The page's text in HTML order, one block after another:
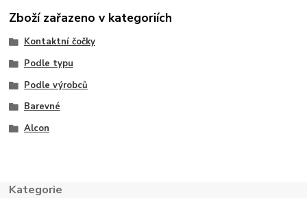
Zboží zařazeno v kategoriích
Kontaktní čočky
Podle typu
Podle výrobců
Barevné
Alcon
Kategorie